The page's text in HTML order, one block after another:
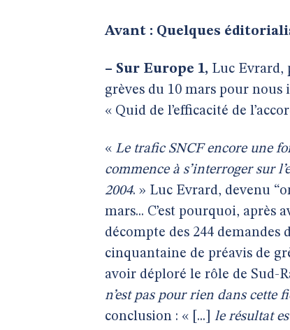
Avant : Quelques
– Sur Europe 1, Luc Evrard,
grèves du 10 mars pour
« Quid de l’efficacité de
« Le trafic SNCF encore une
commence à s’interroger sur
2004. » Luc Evrard, devenu
mars... C’est pourquoi,
décompte des 244
cinquantaine de préavis de
avoir déploré le rôle de Sud-
n’est pas pour rien dans cette
conclusion : « [...] le résultat